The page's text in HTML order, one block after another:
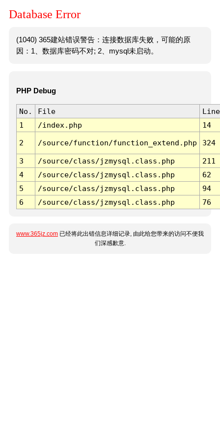
Database Error
(1040) 365建站错误警告：连接数据库失败，可能的原
因：1、数据库密码不对; 2、mysql未启动。
PHP Debug
No. File
Line
1
/index.php 14
2 /source/function/function_extend.php 324
3 /source/class/jzmysql.class.php
211
4
/source/class/jzmysql.class.php
62
5
/source/class/jzmysql.class.php
94
6
/source/class/jzmysql.class.php 76
www.365jz.com 已经将此出错信息详细记录, 由此给您带来的访问不便我
们深感歉意.